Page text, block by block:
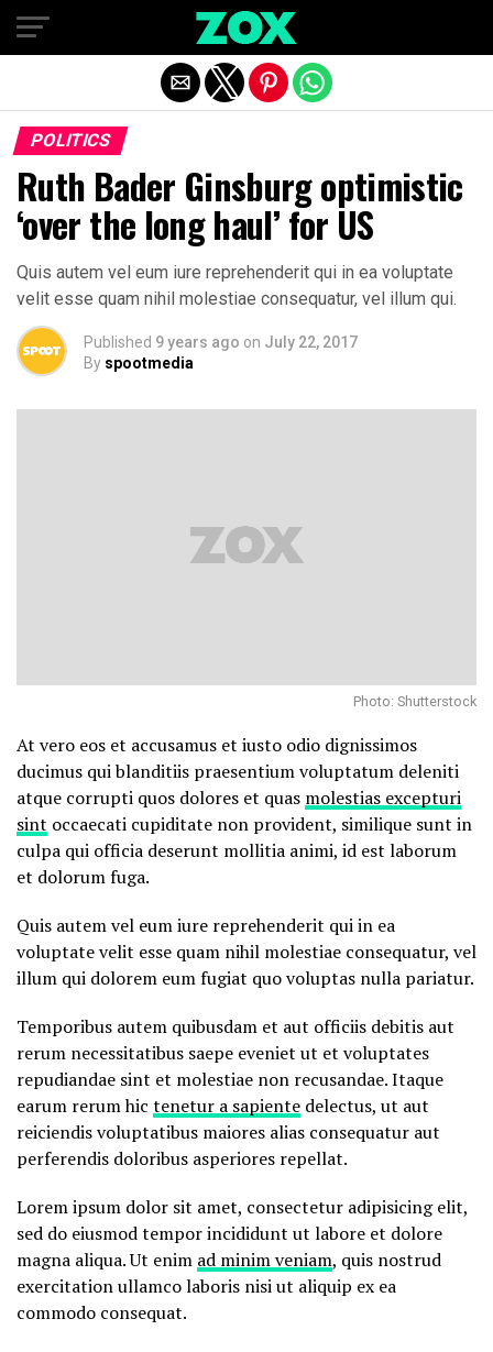
POLITICS
Ruth Bader Ginsburg optimistic
‘over the long haul’ for US
Quis autem vel eum iure reprehenderit qui in ea voluptate
velit esse quam nihil molestiae consequatur, vel illum qui.
Published 9 years ago on July 22, 2017
By spootmedia
Photo: Shutterstock
At vero eos et accusamus et iusto odio dignissimos
ducimus qui blanditiis praesentium voluptatum deleniti
atque corrupti quos dolores et quas molestias excepturi
sint occaecati cupiditate non provident, similique sunt in
culpa qui officia deserunt mollitia animi, id est laborum
et dolorum fuga.
Quis autem vel eum iure reprehenderit qui in ea
voluptate velit esse quam nihil molestiae consequatur, vel
illum qui dolorem eum fugiat quo voluptas nulla pariatur.
Temporibus autem quibusdam et aut officiis debitis aut
rerum necessitatibus saepe eveniet ut et voluptates
repudiandae sint et molestiae non recusandae. Itaque
earum rerum hic tenetur a sapiente delectus, ut aut
reiciendis voluptatibus maiores alias consequatur aut
perferendis doloribus asperiores repellat.
Lorem ipsum dolor sit amet, consectetur adipisicing elit,
sed do eiusmod tempor incididunt ut labore et dolore
magna aliqua. Ut enim ad minim veniam, quis nostrud
exercitation ullamco laboris nisi ut aliquip ex ea
commodo consequat.
Exit mobile version